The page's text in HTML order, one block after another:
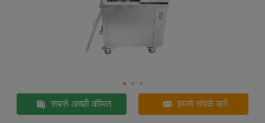
सबसे अच्छी कीमत हमसे संपर्क करें